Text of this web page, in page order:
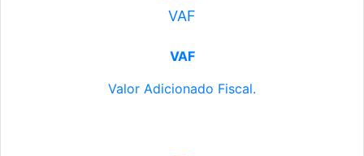
VAF
VAF
Valor Adicionado Fiscal.